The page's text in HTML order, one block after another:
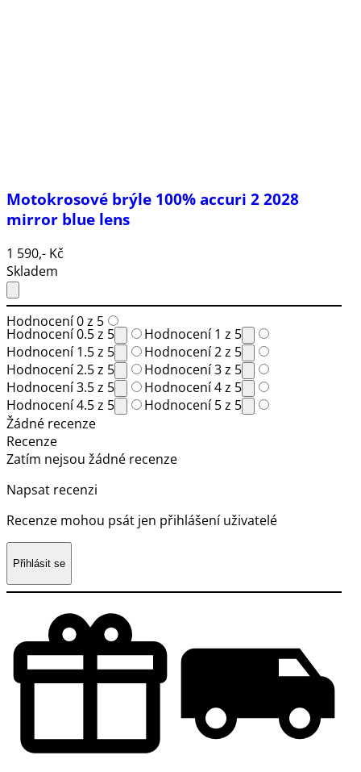
Motokrosové brýle 100% accuri 2 2028
mirror blue lens
1 590,- Kč
Skladem
Hodnocení 0 z 5
Hodnocení 0.5 z 5
Hodnocení 1 z 5
Hodnocení 1.5 z 5
Hodnocení 2 z 5
Hodnocení 2.5 z 5
Hodnocení 3 z 5
Hodnocení 3.5 z 5
Hodnocení 4 z 5
Hodnocení 4.5 z 5
Hodnocení 5 z 5
Žádné recenze
Recenze
Zatím nejsou žádné recenze
Napsat recenzi
Recenze mohou psát jen přihlášení uživatelé
Přihlásit se